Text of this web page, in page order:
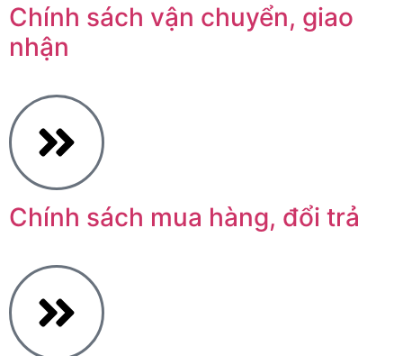
Chính sách vận chuyển, giao
nhận
Chính sách mua hàng, đổi trả